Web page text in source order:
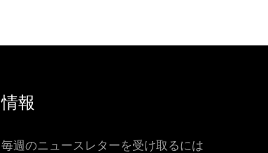
情報
毎週のニュースレターを受け取るには